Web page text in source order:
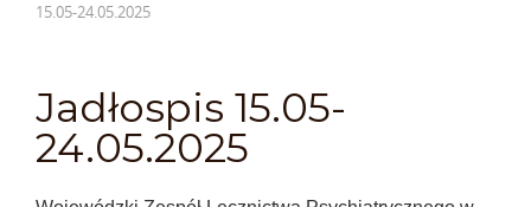
15.05-24.05.2025
Jadłospis 15.05-
24.05.2025